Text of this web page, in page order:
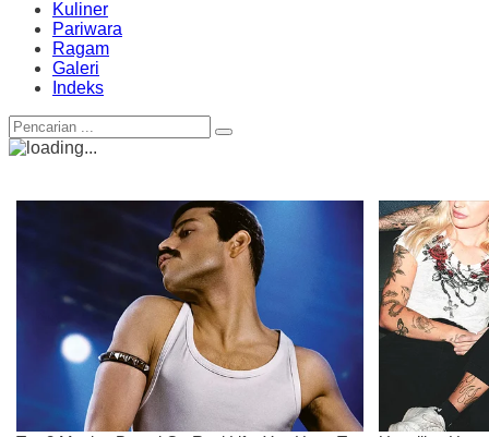
Kuliner
Pariwara
Ragam
Galeri
Indeks